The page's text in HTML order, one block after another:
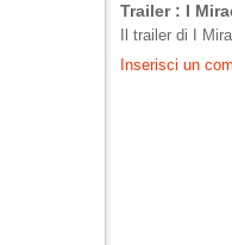
Trailer : I
Il trailer di I
Inserisci un